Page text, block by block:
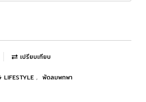
เปรียบเทียบ
LIFESTYLE , พัดลมพกพา